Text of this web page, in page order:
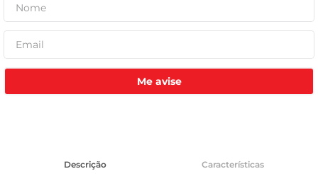
Me avise
Descrição Características